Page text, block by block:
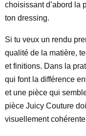
choisissant d’abord la
ton dressing.
Si tu veux un rendu
qualité de la matière,
et finitions. Dans la
qui font la différence
et une pièce qui
pièce Juicy Couture
visuellement